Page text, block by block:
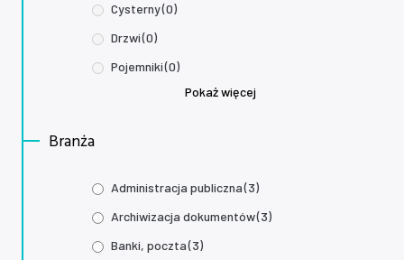
Cysterny(0)
Drzwi(0)
Pojemniki(0)
Pokaż więcej
Branża
Administracja publiczna(3)
Archiwizacja dokumentów(3)
Banki, poczta(3)